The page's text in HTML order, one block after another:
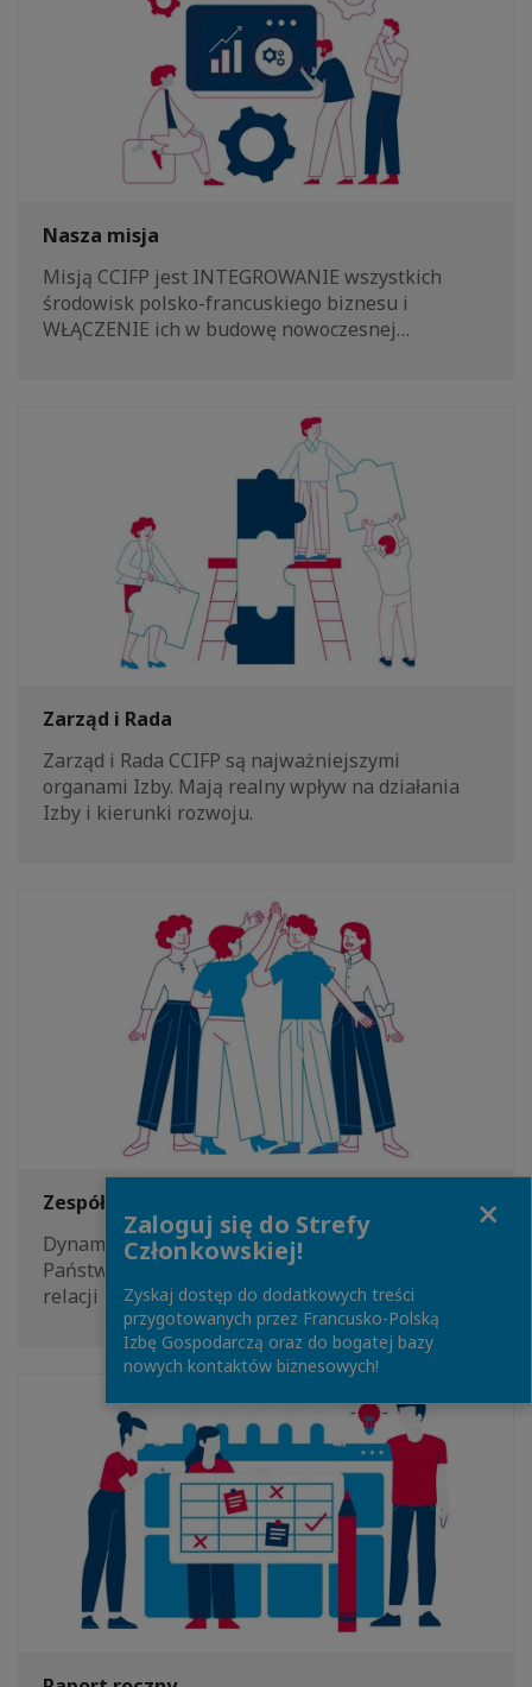
Nasza misja
Misją CCIFP jest INTEGROWANIE wszystkich
środowisk polsko-francuskiego biznesu i
WŁĄCZENIE ich w budowę nowoczesnej…
Zarząd i Rada
Zarząd i Rada CCIFP są najważniejszymi
organami Izby. Mają realny wpływ na działania
Izby i kierunki rozwoju.
Zespół CCIFP
Dynamiczny zespół CCIFP wspiera rozwój
Państwa działalności oraz pomaga w nawiązaniu
relacji z pozostałymi członkami Izby.
Zaloguj się do Strefy
Członkowskiej!
Zyskaj dostęp do dodatkowych treści
przygotowanych przez Francusko-Polską
Izbę Gospodarczą oraz do bogatej bazy
nowych kontaktów biznesowych!